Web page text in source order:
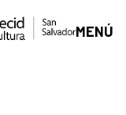
MENÚ